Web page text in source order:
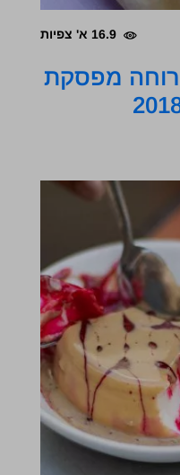
16.9 א' צפיות
מפסקת